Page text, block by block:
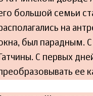
большой семьи
на
был парадным.
Гатчины. С первых
ее